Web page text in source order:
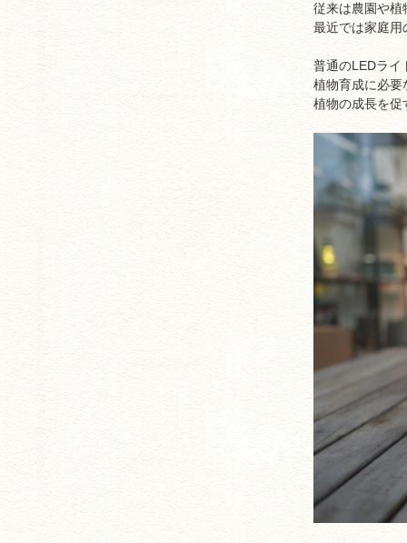
従来は農園や植
最近では家庭用
普通のLEDライ
植物育成に必要
植物の成長を促